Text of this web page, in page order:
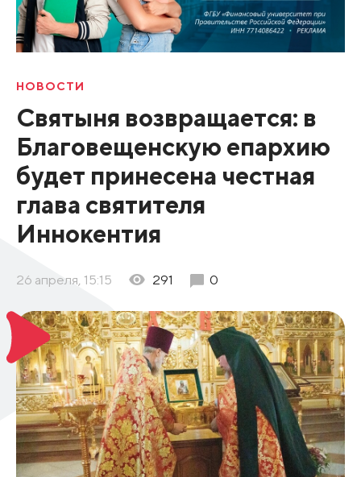
НОВОСТИ
Святыня возвращается: в
Благовещенскую епархию
будет принесена честная
глава святителя
Иннокентия
26 апреля, 15:15 291 0